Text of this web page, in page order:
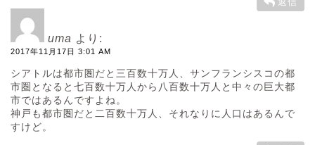
uma より:
2017年11月17日 3:01 AM
シアトルは都市圏だと三百数十万人、サンフランシスコの都
市圏となると七百数十万人から八百数十万人と中々の巨大都
市ではあるんですよね。
神戸も都市圏だと二百数十万人、それなりに人口はあるんで
すけど。